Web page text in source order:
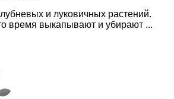
и луковичных растений.
время выкапывают и убирают ...